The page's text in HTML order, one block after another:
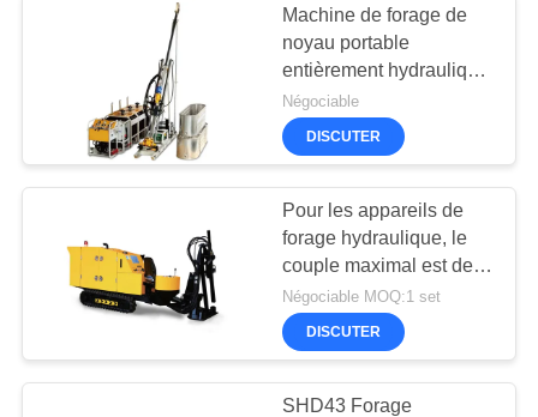
POLITIQUE
CONFIDENTIALITÉ
De forage Waterwell
Rotateur
d'enveloppe
Machine de forage de
noyau portable
entièrement hydraulique
à haute vitesse
Négociable
DISCUTER
Pour les appareils de
forage hydraulique, le
couple maximal est de
2000 N.M.
Négociable MOQ:1 set
DISCUTER
SHD43 Forage